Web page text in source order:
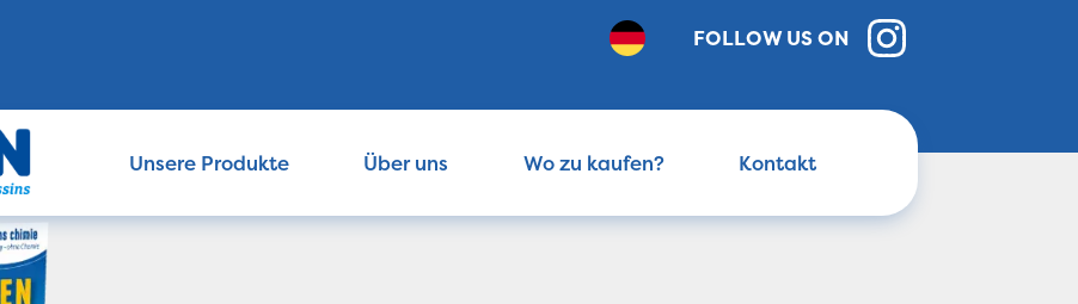
FOLLOW US ON
Unsere Produkte Über uns Wo zu kaufen? Kontakt